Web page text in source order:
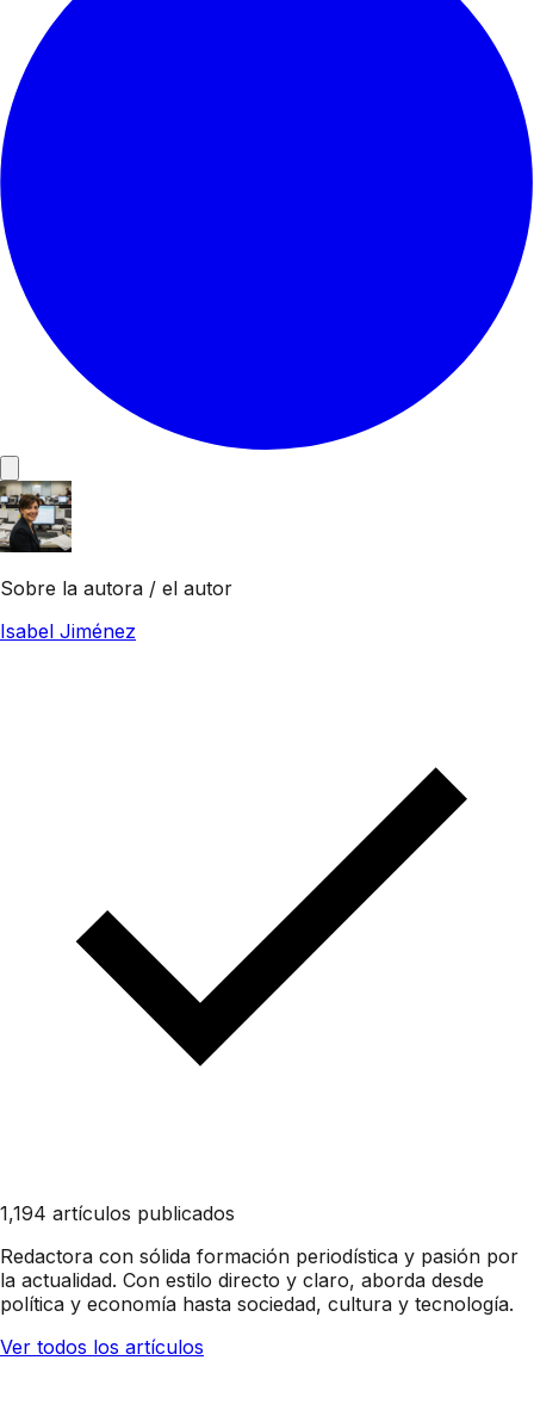
Sobre la autora / el autor
Isabel Jiménez
1,194 artículos publicados
Redactora con sólida formación periodística y pasión por
la actualidad. Con estilo directo y claro, aborda desde
política y economía hasta sociedad, cultura y tecnología.
Ver todos los artículos